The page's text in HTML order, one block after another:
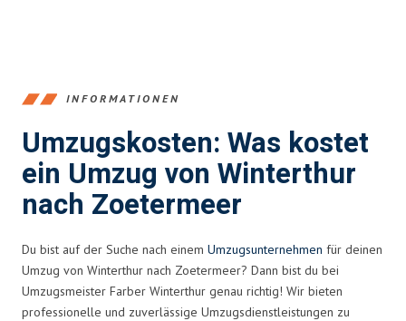
INFORMATIONEN
Umzugskosten: Was kostet
ein Umzug von Winterthur
nach Zoetermeer
Du bist auf der Suche nach einem Umzugsunternehmen für deinen
Umzug von Winterthur nach Zoetermeer? Dann bist du bei
Umzugsmeister Farber Winterthur genau richtig! Wir bieten
professionelle und zuverlässige Umzugsdienstleistungen zu